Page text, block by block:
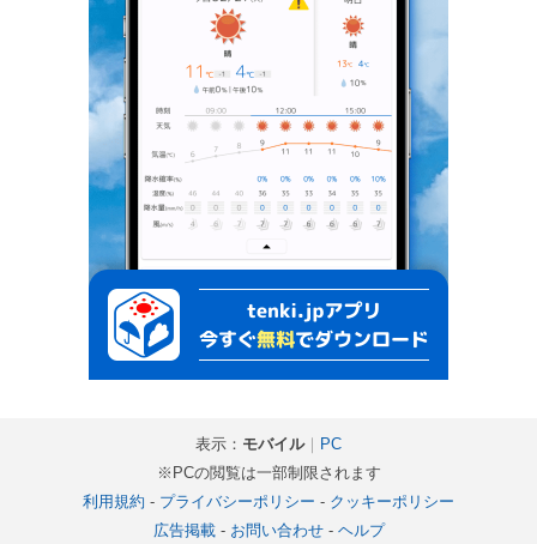
表示： モバイル｜ PC
※PCの閲覧は一部制限されます
利用規約 - プライバシーポリシー - クッキーポリシー
広告掲載- お問い合わせ- ヘルプ